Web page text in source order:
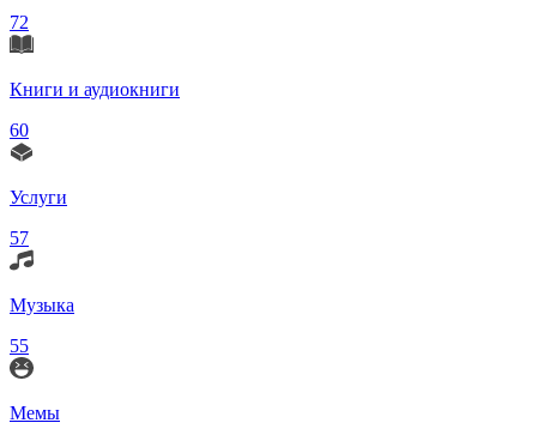
72
Книги и аудиокниги
60
Услуги
57
Музыка
55
Мемы